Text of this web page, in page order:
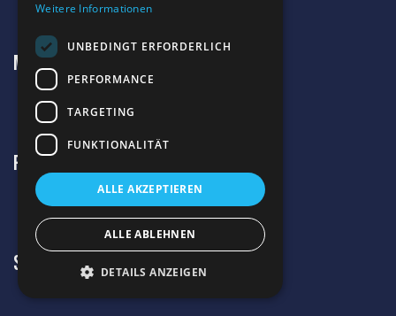
Meine Angebote
REChtliches
Schau mal hier
Weitere Informationen
UNBEDINGT ERFORDERLICH
PERFORMANCE
TARGETING
FUNKTIONALITÄT
ALLE AKZEPTIEREN
ALLE ABLEHNEN
DETAILS ANZEIGEN